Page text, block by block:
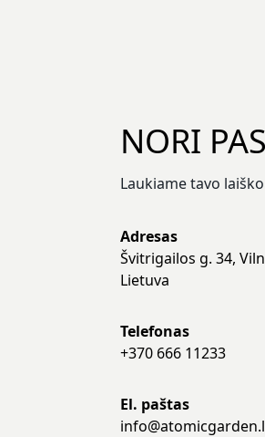
NORI
Laukiame tavo
Adresas
Švitrigailos g. 34,
Lietuva
Telefonas
+370 666 11233
El. paštas